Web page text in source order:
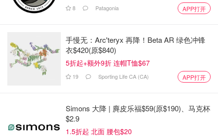
8 Patagonia APP打开
手慢无：Arc'teryx 再降！Beta AR 绿色冲锋
衣$420(原$840)
5折起+额外9折 连帽T恤$67
19 Sporting Life CA (CA) APP打开
Simons 大降 | 麂皮乐福$59(原$190)、马克杯
$2.9
1.5折起 北面 腰包$20